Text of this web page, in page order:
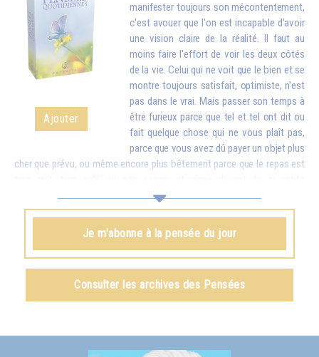
Ajouter
manifester toujours son mécontentement,
c'est avouer que l'on est incapable d'avoir
une vision claire de la réalité. Il faut au
moins faire l'effort de voir les deux côtés
de la vie. Celui qui ne voit que le bien et se
montre toujours satisfait, optimiste, n'est
pas dans le vrai. Mais passer son temps à
être furieux parce que tel et tel ont dit ou
fait quelque chose qui ne vous plaît pas,
parce que vous avez dû payer un objet plus
cher que prévu, ou même encore plus bêtement parce que le repas est
inconvénients comme si c'étaient des catastrophes, cela finit par vous
rendre stupide. Mettez donc en balance ces détails avec toutes les
richesses que vous apporte la vie. Quand vous vous apercevrez que,
pour de petites contrariétés, vous êtes prêt à oublier combien il y a de
choses belles et bonnes dans le monde et à troubler la vie de votre
Omraam Mikhaël Aïvanhov
Je m'abonne à la pensée du jour
Consulter les archives des Pensées